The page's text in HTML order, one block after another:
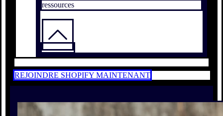
ressources
REJOINDRE SHOPIFY MAINTENANT